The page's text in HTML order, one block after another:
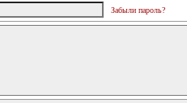
Забыли пароль?